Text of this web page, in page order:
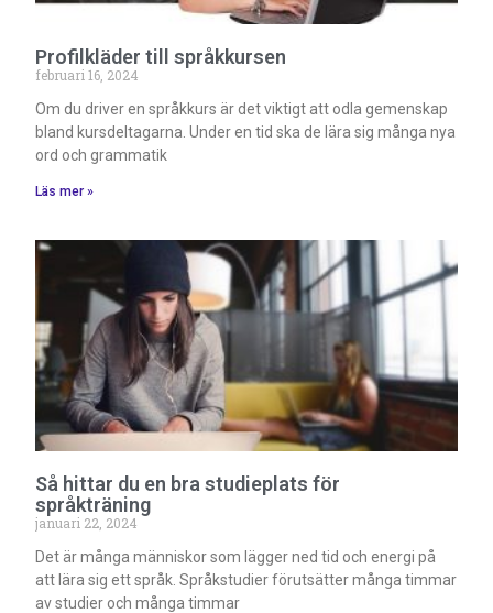
Profilkläder till språkkursen
februari 16, 2024
Om du driver en språkkurs är det viktigt att odla gemenskap
bland kursdeltagarna. Under en tid ska de lära sig många nya
ord och grammatik
Läs mer »
Så hittar du en bra studieplats för
språkträning
januari 22, 2024
Det är många människor som lägger ned tid och energi på
att lära sig ett språk. Språkstudier förutsätter många timmar
av studier och många timmar